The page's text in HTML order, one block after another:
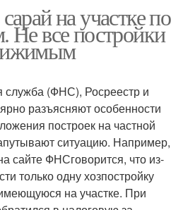
на участке по
Не все постройки
служба (ФНС), Росреестр и
разъясняют особенности
построек на частной
ситуацию. Например,
сайте ФНСговорится, что из-
только одну хозпостройку
на участке. При